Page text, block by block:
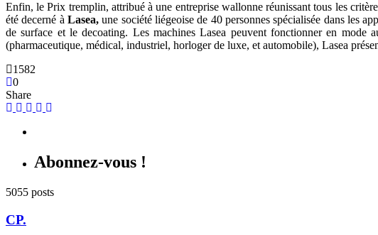
Enfin, le Prix tremplin, attribué à une entreprise wallonne réunissant tous les
été decerné à Lasea,une société liégeoise de 40 personnes spécialisée dans les
de surface et le decoating. Les machines Lasea peuvent fonctionner en mode
(pharmaceutique, médical, industriel, horloger de luxe, et automobile), Lasea
1582
0
Share
Abonnez-vous !
5055 posts
CP.